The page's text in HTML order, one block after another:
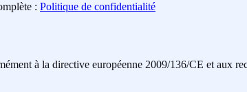
: Politique de confidentialité
à la directive européenne 2009/136/CE et aux